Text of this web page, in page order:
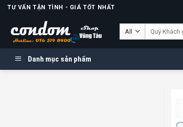
Skip
content
TƯ VẤN TẬN TÌNH - GIÁ TỐT NHẤT
kiếm:
Danh mục sản phẩm